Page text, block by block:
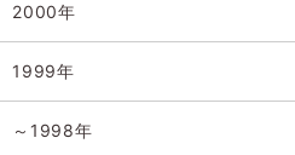
2000年
1999年
～1998年